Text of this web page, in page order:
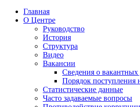
Главная
О Центре
Руководство
История
Структура
Видео
Вакансии
Сведения о вакантных
Порядок поступления
Статистические данные
Часто задаваемые вопросы